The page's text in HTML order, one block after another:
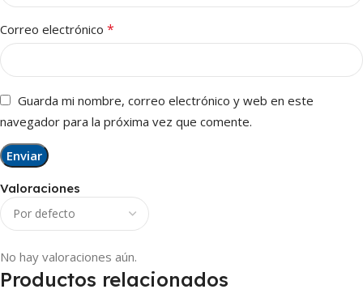
Valoraciones
No hay valoraciones aún.
Correo electrónico *
Guarda mi nombre, correo electrónico y web en este
navegador para la próxima vez que comente.
Productos relacionados